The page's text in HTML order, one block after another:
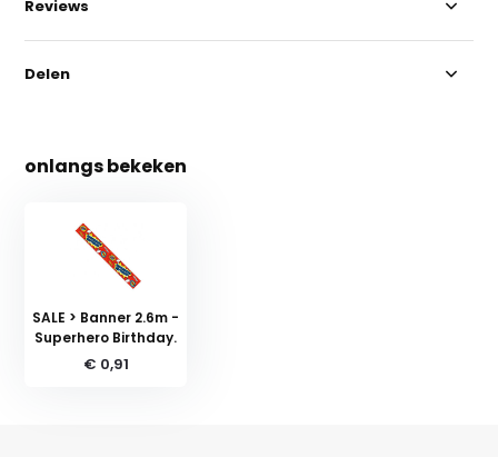
Reviews
Delen
onlangs bekeken
SALE > Banner 2.6m -
Superhero Birthday.
€ 0,91